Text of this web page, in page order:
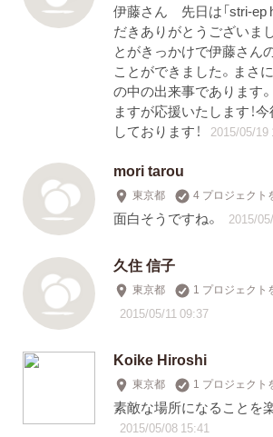
伊藤さん 先日は「stri-ep
だきありがとうございま
とがきっかけで伊藤さん
ことができました。まさ
の中の出来事であります
ますが応援いたします！
しております！
2015/05/19
mori tarou
東京都 4 プロジェクト
面白そうですね。 2015/
久住 信子
東京都 1 プロジェクト
2015/05/11 09:37
Koike Hiroshi
東京都 1 プロジェクト
素敵な場所になることを
2015/05/08 15:41